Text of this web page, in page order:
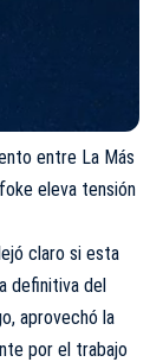
entre La Más
eleva tensión
claro si esta
definitiva del
aprovechó la
por el trabajo